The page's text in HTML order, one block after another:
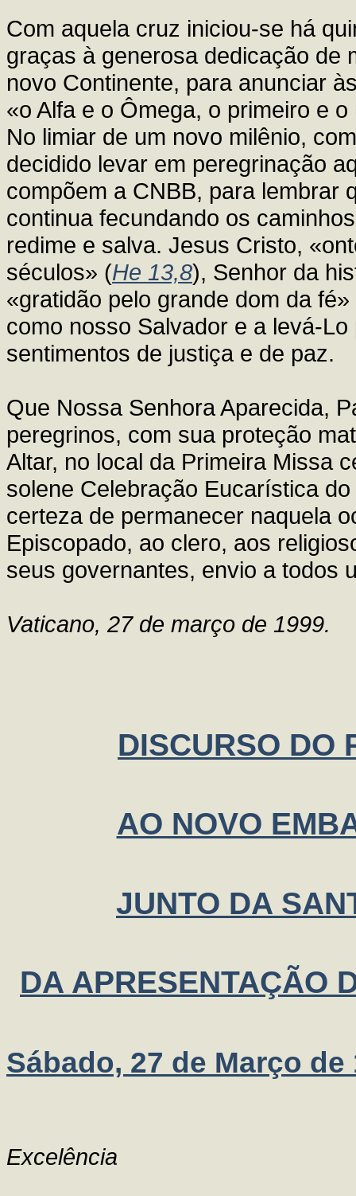
Com aquela cruz iniciou-se há
graças à generosa dedicação de
novo Continente, para anunciar
«o Alfa e o Ômega, o primeiro e
No limiar de um novo milênio,
decidido levar em peregrinação
compõem a CNBB, para lembrar
continua fecundando os
redime e salva. Jesus Cristo,
séculos» (He 13,8), Senhor da
«gratidão pelo grande dom da
como nosso Salvador e a levá-
sentimentos de justiça e de paz.
Que Nossa Senhora Aparecida,
peregrinos, com sua proteção
Altar, no local da Primeira Missa
solene Celebração Eucarística
certeza de permanecer naquela
Episcopado, ao clero, aos
seus governantes, envio a todos
Vaticano, 27 de março de 1999.
DISCURSO DO
AO NOVO
JUNTO DA
DA APRESENTAÇÃO
Sábado, 27 de Março de
Excelência